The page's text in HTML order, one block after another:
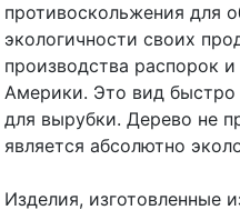
противоскольжения для
экологичности своих
производства распорок
Америки. Это вид быстро
для вырубки. Дерево не
является абсолютно
Изделия, изготовленные